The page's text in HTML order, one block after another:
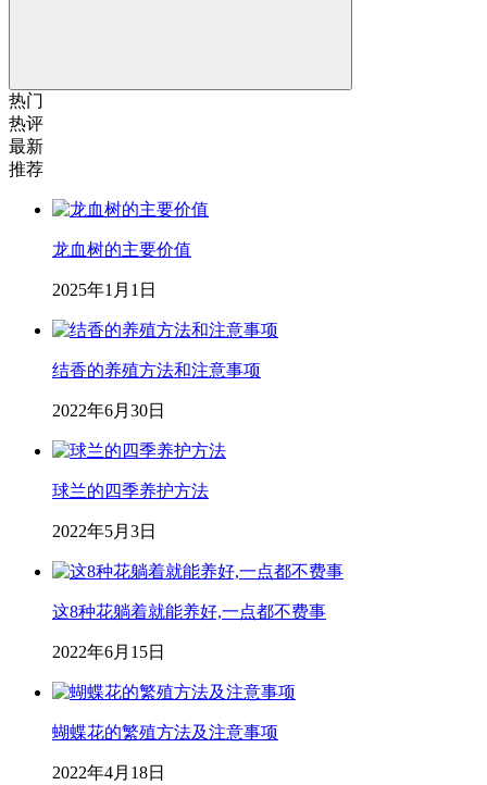
热门
热评
最新
推荐
龙血树的主要价值
2025年1月1日
结香的养殖方法和注意事项
2022年6月30日
球兰的四季养护方法
2022年5月3日
这8种花躺着就能养好,一点都不费事
2022年6月15日
蝴蝶花的繁殖方法及注意事项
2022年4月18日